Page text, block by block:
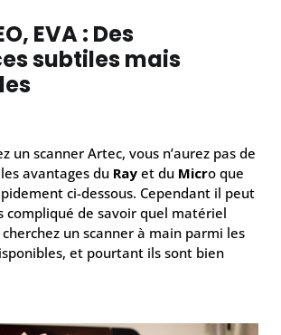
EVA : Des
subtiles mais
un scanner Artec, vous n’aurez pas de
avantages du Ray et du Micro que
ci-dessous. Cependant il peut
compliqué de savoir quel matériel
un scanner à main parmi les
et pourtant ils sont bien